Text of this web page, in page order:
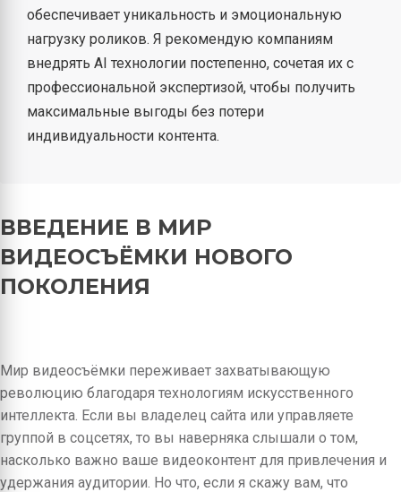
обеспечивает уникальность и эмоциональную
нагрузку роликов. Я рекомендую компаниям
внедрять AI технологии постепенно, сочетая их с
профессиональной экспертизой, чтобы получить
максимальные выгоды без потери
индивидуальности контента.
ВВЕДЕНИЕ В МИР
ВИДЕОСЪЁМКИ НОВОГО
ПОКОЛЕНИЯ
Мир видеосъёмки переживает захватывающую
революцию благодаря технологиям искусственного
интеллекта. Если вы владелец сайта или управляете
группой в соцсетях, то вы наверняка слышали о том,
насколько важно ваше видеоконтент для привлечения и
удержания аудитории. Но что, если я скажу вам, что